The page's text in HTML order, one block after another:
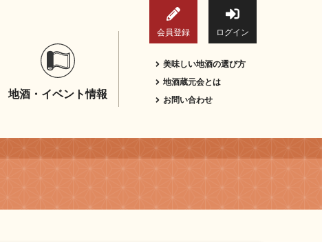
会員登録 ログイン
地酒・イベント情報
美味しい地酒の選び方
地酒蔵元会とは
お問い合わせ